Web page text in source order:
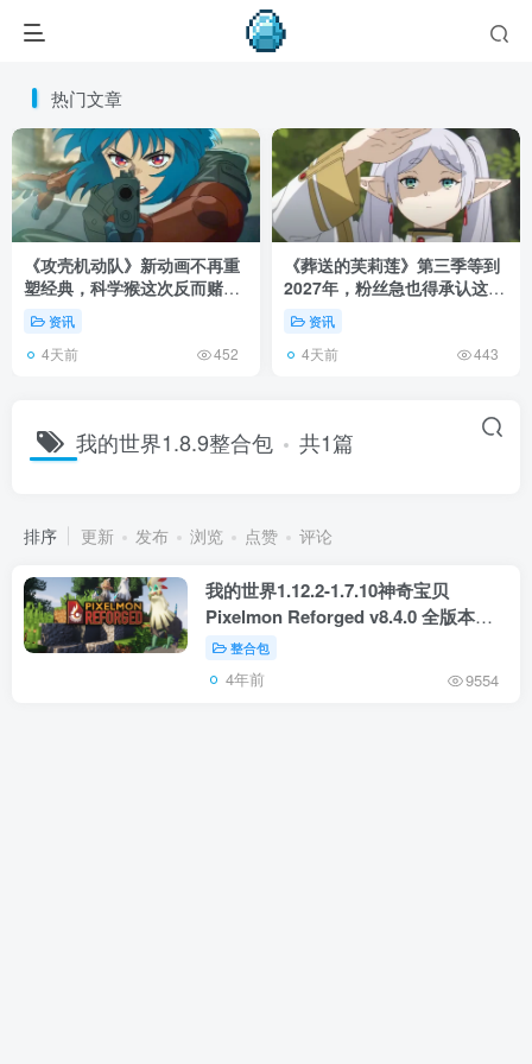
热门文章
《攻壳机动队》新动画不再重
塑经典，科学猴这次反而赌对
了！资讯
4天前 452
《葬送的芙莉莲》第三季等到
2027年，粉丝急也得承认这次
慢得有道理！
资讯
4天前 443
我的世界1.8.9整合包 共1篇
排序 更新 发布 浏览 点赞 评论
我的世界1.12.2-1.7.10神奇宝贝
Pixelmon Reforged v8.4.0 全版本合
集整合包
整合包
4年前 9554